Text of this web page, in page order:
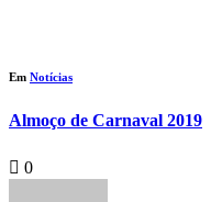
Em Notícias
Almoço de Carnaval 2019
0